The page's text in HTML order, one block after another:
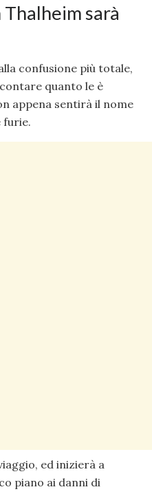
sarà
confusione più totale,
quanto le è
appena sentirà il nome
furie.
ed inizierà a
piano ai danni di